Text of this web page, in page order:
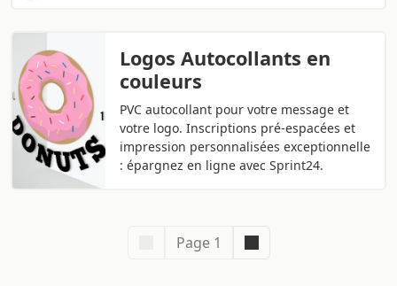
Logos Autocollants en
couleurs
PVC autocollant pour votre message et
votre logo. Inscriptions pré-espacées et
impression personnalisées exceptionnelle
: épargnez en ligne avec Sprint24.
Page 1